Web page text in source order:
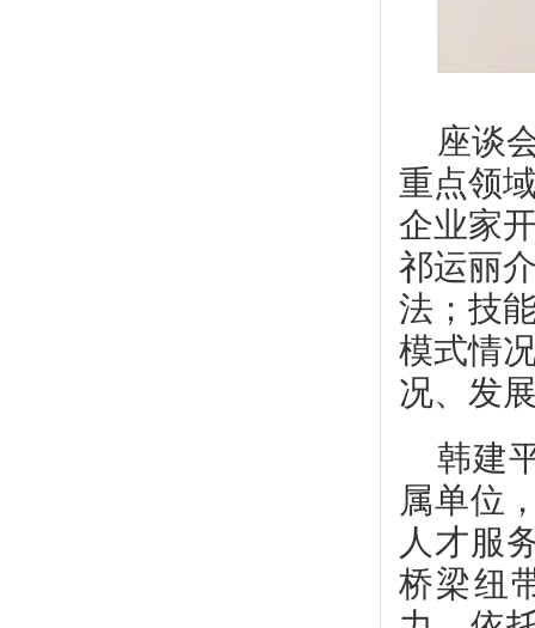
座谈
重点领
企业家
祁运丽
法；技
模式情
况、发
韩建
属单位
人才服
桥梁纽